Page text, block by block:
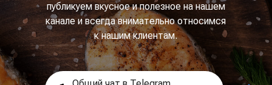
публикуем вкусное и полезное на нашем
канале и всегда внимательно относимся
к нашим клиентам.